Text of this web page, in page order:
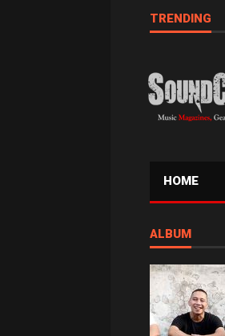
TRENDING
HOME
ALBUM